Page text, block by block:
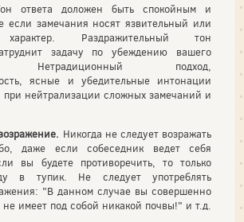
ответа доложен быть спокойным и
если замечания носят язвительный или
характер. Раздражительный тон
задачу по убеждению вашего
Нетрадиционный подход,
ясные и убедительные интонации
нейтрализа­ции сложных замечаний и
Никогда не следует возражать
даже если собеседник ведет себя
вы будете противоречить, то только
в тупик. Не следует употреблять
"В данном случае вы совершенно
имеет под собой никакой почвы!" и т.д.